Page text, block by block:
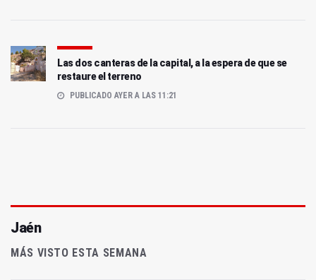
Las dos canteras de la capital, a la espera de que se
restaure el terreno
PUBLICADO AYER A LAS 11:21
Jaén
MÁS VISTO ESTA SEMANA